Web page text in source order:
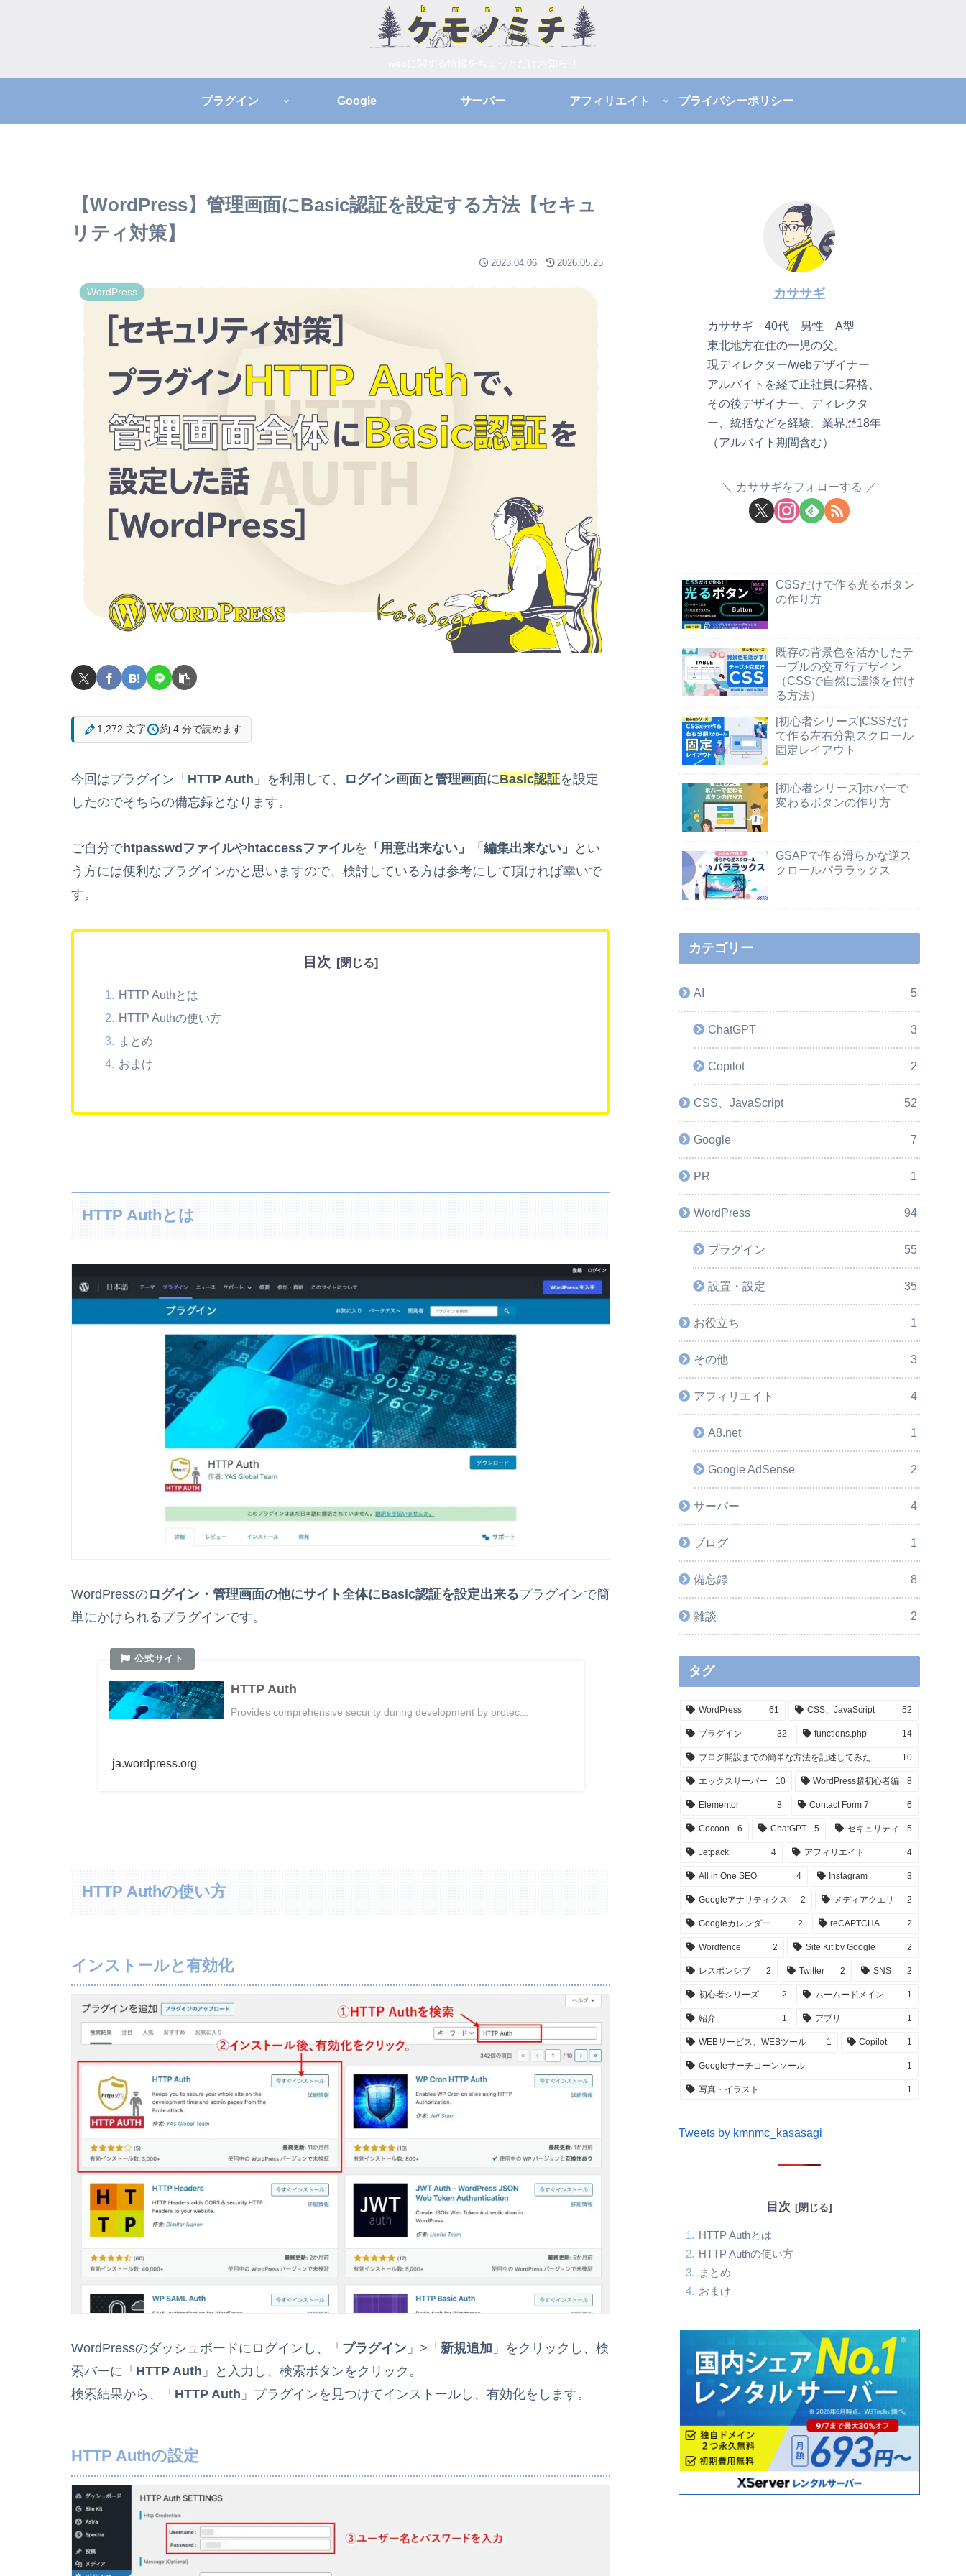
プラグイン Google サーバー アフィリエイト プライバシーポリシー
【WordPress】管理画面にBasic認証を設定する方法【セキュ
リティ対策】
2023.04.06 2026.05.25
WordPress
1,272 文字 約 4 分で読めます
今回はプラグイン「 HTTP Auth 」を利用して、 ログイン画面と管理画面にBasic認証を設定
したのでそちらの備忘録となります。
ご自分でhtpasswdファイルや htaccessファイルを 「用意出来ない」「編集出来ない」
とい
う方には便利なプラグインかと思いますので、検討している方は参考にして頂ければ幸いで
す。
目次
HTTP Authとは
HTTP Authの使い方
まとめ
おまけ
HTTP Authとは
WordPressのログイン・管理画面の他にサイト全体にBasic認証を設定出来るプラグインで簡
単にかけられるプラグインです。
HTTP Auth
Provides comprehensive security during development by protec...
ja.wordpress.org
HTTP Authの使い方
インストールと有効化
WordPressのダッシュボードにログインし、「 プラグイン 」>「 新規追加 」をクリックし、検
索バーに「 HTTP Auth 」と入力し、検索ボタンをクリック。
検索結果から、「 HTTP Auth 」プラグインを見つけてインストールし、有効化をします。
HTTP Authの設定
カササギ
カササギ 40代 男性 A型
東北地方在住の一児の父。
現ディレクター/webデザイナー
アルバイトを経て正社員に昇格、
その後デザイナー、ディレクタ
ー、統括などを経験。業界歴18年
（アルバイト期間含む）
カササギをフォローする
CSSだけで作る光るボタン
の作り方
既存の背景色を活かしたテ
ーブルの交互行デザイン
（CSSで自然に濃淡を付け
る方法）
[初心者シリーズ]CSSだけ
で作る左右分割スクロール
固定レイアウト
[初心者シリーズ]ホバーで
変わるボタンの作り方
GSAPで作る滑らかな逆ス
クロールパララックス
カテゴリー
AI 5
ChatGPT 3
Copilot 2
CSS、JavaScript 52
Google 7
PR 1
WordPress 94
プラグイン 55
設置・設定 35
お役立ち 1
その他 3
アフィリエイト 4
A8.net 1
Google AdSense 2
サーバー 4
ブログ 1
備忘録 8
雑談 2
タグ
WordPress 61 CSS、JavaScript 52
プラグイン 32 functions.php 14
ブログ開設までの簡単な方法を記述してみた 10
エックスサーバー 10 WordPress超初心者編 8
Elementor 8 Contact Form 7 6
Cocoon 6 ChatGPT 5 セキュリティ 5
Jetpack 4 アフィリエイト 4
All in One SEO 4 Instagram 3
Googleアナリティクス 2 メディアクエリ 2
Googleカレンダー 2 reCAPTCHA 2
Wordfence 2 Site Kit by Google 2
レスポンシブ 2 Twitter 2 SNS 2
初心者シリーズ 2 ムームードメイン 1
紹介 1 アプリ 1
WEBサービス、WEBツール 1 Copilot 1
Googleサーチコーンソール 1
写真・イラスト 1
Tweets by kmnmc_kasasagi
目次
HTTP Authとは
HTTP Authの使い方
まとめ
おまけ